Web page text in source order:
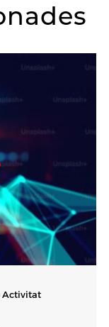
Activitat